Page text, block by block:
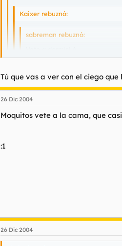
Kaixer rebuznó:
sabreman rebuznó:
:6
Te corrijo si no te importa.
no se t ve la foto pringao
Tú que vas a ver con el ciego que
26 Dic 2004
Moquitos vete a la cama, que
:1
26 Dic 2004